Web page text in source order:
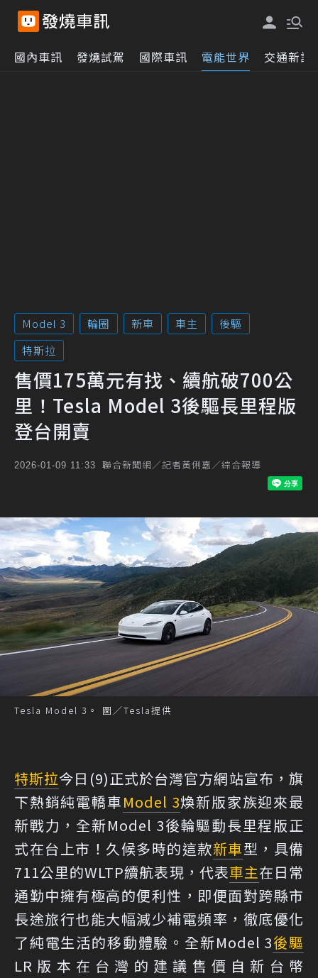
國內車訊 發燒試駕 國際車訊 電能世界 交通新訊
Model 3 輪圈 新車 車主
後驅
特斯拉
售價175萬元有找、續航破700公
里！Tesla Model 3後驅長里程版
登台開賣
2026-01-09 11:33 聯合新聞網／記者黃俐嘉／綜合報導
Tesla Model 3。 圖／Tesla提供
特斯拉今日(9)正式於台灣官方網站宣布，旗
下熱銷純電轎車Model 3煥新版家族迎來最
新戰力，全新Model 3後輪驅動長里程版正
式在台上市！久候多時的這款新車型，具備
711公里的WLTP續航表現，代表車主在日常
通勤中擁有極高的便利性，即便面對跨縣市
長途旅行也能大幅減少補電頻率，徹底優化
了純電生活的移動體驗。全新Model 3後驅
LR版本在台灣的建議售價自新台幣